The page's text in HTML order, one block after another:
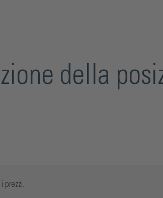
della
prezzi.